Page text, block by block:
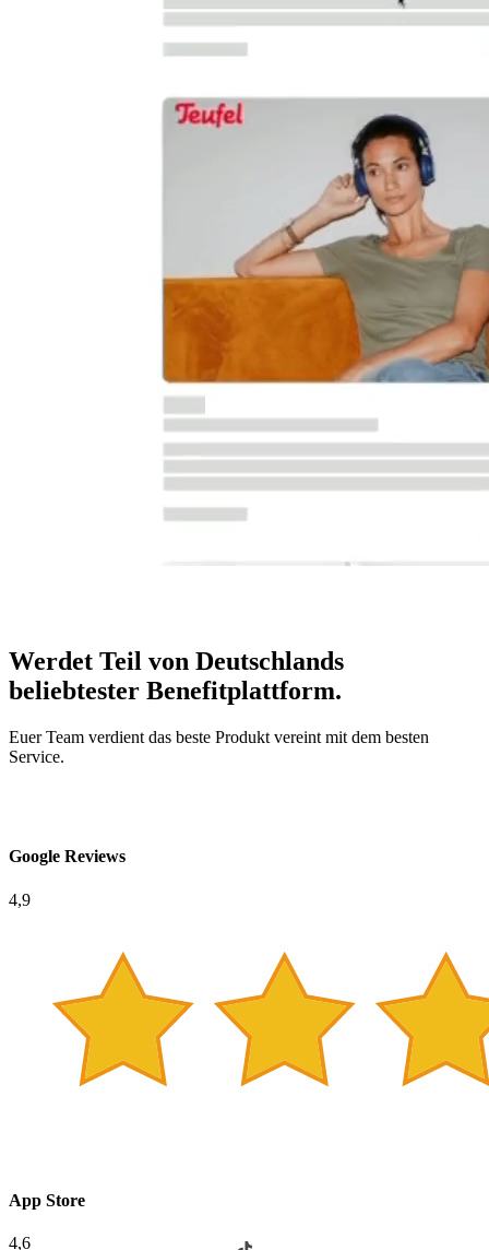
Werdet Teil von Deutschlands
beliebtester Benefitplattform.
Euer Team verdient das beste Produkt vereint mit dem besten
Service.
Google Reviews
4,9
App Store
4,6